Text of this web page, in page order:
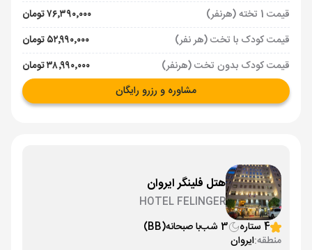
قیمت 1 تخته (هرنفر)
۷۶٬۳۹۰٬۰۰۰ تومان
قیمت کودک با تخت (هر نفر)
۵۲٬۹۹۰٬۰۰۰ تومان
قیمت کودک بدون تخت (هرنفر)
۳۸٬۹۹۰٬۰۰۰ تومان
مشاوره و رزرو رایگان
هتل فلینگر ایروان
HOTEL FELINGER
4 ستاره
3 شب با صبحانه(BB)
منطقه:ایروان